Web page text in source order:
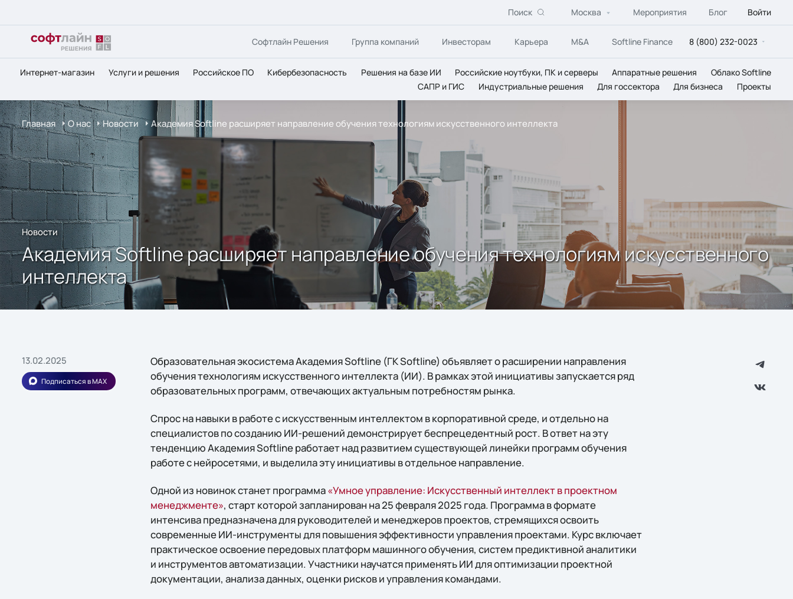
Поиск Москва Мероприятия Блог Войти
Софтлайн Решения Группа компаний Инвесторам Карьера M&A Softline Finance 8 (800) 232-0023
Интернет-магазин Услуги и решения Российское ПО Кибербезопасность Решения на базе ИИ Российские ноутбуки, ПК и серверы Аппаратные решения
Облако Softline
САПР и ГИС
Индустриальные решения Для госсектора Для бизнеса Проекты
Главная О нас Новости Академия Softline расширяет направление обучения технологиям искусственного интеллекта
Новости
Академия Softline расширяет направление обучения технологиям искусственного
интеллекта
13.02.2025
Подписаться в MAX
Образовательная экосистема Академия Softline (ГК Softline) объявляет о расширении направления
обучения технологиям искусственного интеллекта (ИИ). В рамках этой инициативы запускается ряд
образовательных программ, отвечающих актуальным потребностям рынка.
Спрос на навыки в работе с искусственным интеллектом в корпоративной среде, и отдельно на
специалистов по созданию ИИ-решений демонстрирует беспрецедентный рост. В ответ на эту
тенденцию Академия Softline работает над развитием существующей линейки программ обучения
работе с нейросетями, и выделила эту инициативы в отдельное направление.
Одной из новинок станет программа«Умное управление: Искусственный интеллект в проектном
менеджменте», старт которой запланирован на 25 февраля 2025 года. Программа в формате
интенсива предназначена для руководителей и менеджеров проектов, стремящихся освоить
современные ИИ-инструменты для повышения эффективности управления проектами. Курс включает
практическое освоение передовых платформ машинного обучения, систем предиктивной аналитики
и инструментов автоматизации. Участники научатся применять ИИ для оптимизации проектной
документации, анализа данных, оценки рисков и управления командами.